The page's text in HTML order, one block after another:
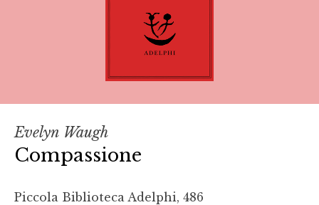
Evelyn Waugh
Compassione
Piccola Biblioteca Adelphi, 486